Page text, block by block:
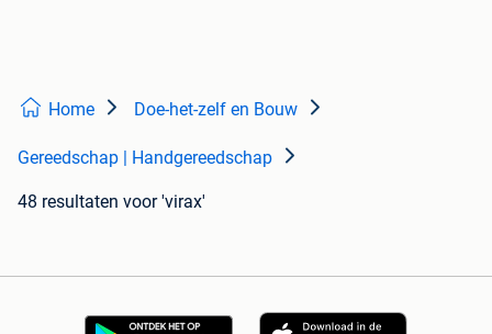
Home Doe-het-zelf en Bouw
Gereedschap | Handgereedschap
48 resultaten voor 'virax'